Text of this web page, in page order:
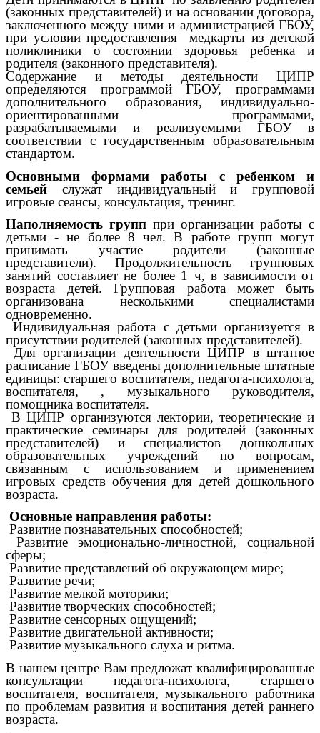
(законных представителей) и на основании договора,
заключенного между ними и администрацией ГБОУ,
при условии предоставления медкарты из детской
поликлиники о состоянии здоровья ребенка и
родителя (законного представителя).
Содержание и методы деятельности ЦИПР
определяются программой ГБОУ, программами
дополнительного образования, индивидуально-
ориентированными программами,
разрабатываемыми и реализуемыми ГБОУ в
соответствии с государственным образовательным
стандартом.
Основными формами работы с ребенком и
семьей служат индивидуальный и групповой
игровые сеансы, консультация, тренинг.
Наполняемость групп при организации работы с
детьми - не более 8 чел. В работе групп могут
принимать участие родители (законные
представители). Продолжительность групповых
занятий составляет не более 1 ч, в зависимости от
возраста детей. Групповая работа может быть
организована несколькими специалистами
одновременно.
Индивидуальная работа с детьми организуется в
присутствии родителей (законных представителей).
Для организации деятельности ЦИПР в штатное
расписание ГБОУ введены дополнительные штатные
единицы: старшего воспитателя, педагога-психолога,
воспитателя, , музыкального руководителя,
помощника воспитателя.
В ЦИПР организуются лектории, теоретические и
практические семинары для родителей (законных
представителей) и специалистов дошкольных
образовательных учреждений по вопросам,
связанным с использованием и применением
игровых средств обучения для детей дошкольного
возраста.
Основные направления работы:
Развитие познавательных способностей;
Развитие эмоционально-личностной, социальной
сферы;
Развитие представлений об окружающем мире;
Развитие речи;
Развитие мелкой моторики;
Развитие творческих способностей;
Развитие сенсорных ощущений;
Развитие двигательной активности;
Развитие музыкального слуха и ритма.
В нашем центре Вам предложат квалифицированные
консультации педагога-психолога, старшего
воспитателя, воспитателя, музыкального работника
по проблемам развития и воспитания детей раннего
возраста.